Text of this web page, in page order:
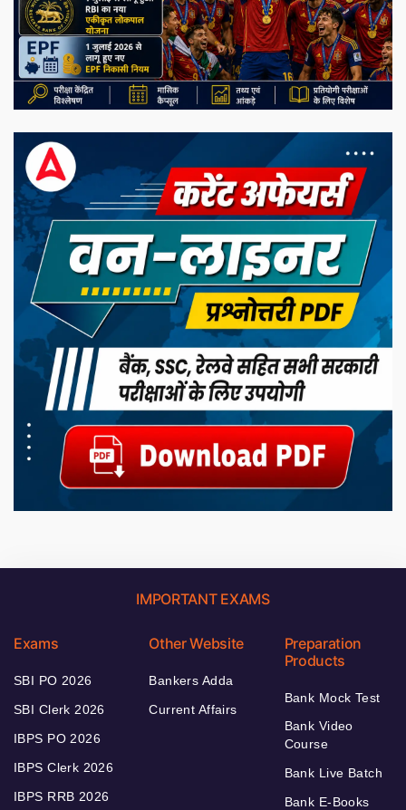
IMPORTANT EXAMS
Exams
SBI PO 2026
SBI Clerk 2026
IBPS PO 2026
IBPS Clerk 2026
IBPS RRB 2026
Other Website
Bankers Adda
Current Affairs
Preparation
Products
Bank Mock Test
Bank Video
Course
Bank Live Batch
Bank E-Books